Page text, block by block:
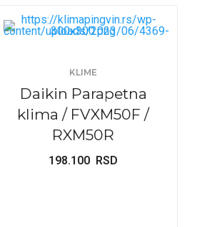
KLIME
Daikin Parapetna
klima / FVXM50F /
RXM50R
198.100 RSD